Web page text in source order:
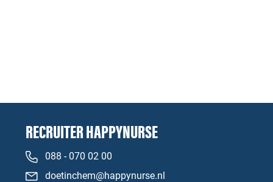
RECRUITER HAPPYNURSE
088 - 070 02 00
doetinchem@happynurse.nl